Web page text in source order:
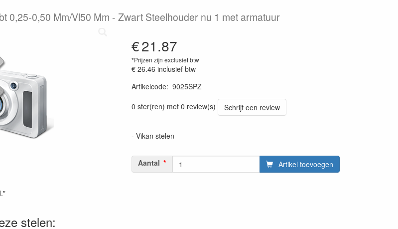
0,25-0,50 Mm/Vl50 Mm - Zwart Steelhouder nu 1 met armatuur
€21.87
*Prijzen zijn exclusief btw
€ 26.46 inclusief btw
Artikelcode: 9025SPZ
0 ster(ren) met 0 review(s)
Schrijf een review
- Vikan stelen
Aantal Artikel toevoegen
stelen: